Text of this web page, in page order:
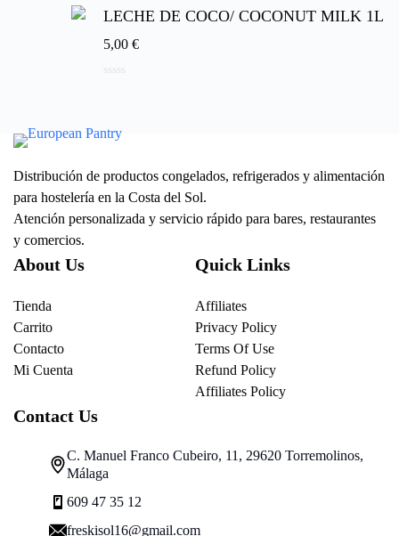
e
LECHE DE COCO/ COCONUT MILK 1L
5,00 €
5
Distribución de productos congelados, refrigerados y alimentación
para hostelería en la Costa del Sol.
Atención personalizada y servicio rápido para bares, restaurantes
y comercios.
About Us
Tienda
Carrito
Contacto
Mi Cuenta
Quick Links
Affiliates
Privacy Policy
Terms Of Use
Refund Policy
Affiliates Policy
Contact Us
C. Manuel Franco Cubeiro, 11, 29620 Torremolinos,
Málaga
609 47 35 12
freskisol16@gmail.com